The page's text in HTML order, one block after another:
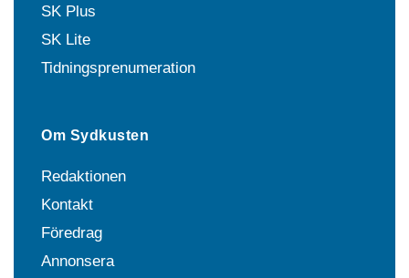
SK Plus
SK Lite
Tidningsprenumeration
Om Sydkusten
Redaktionen
Kontakt
Föredrag
Annonsera